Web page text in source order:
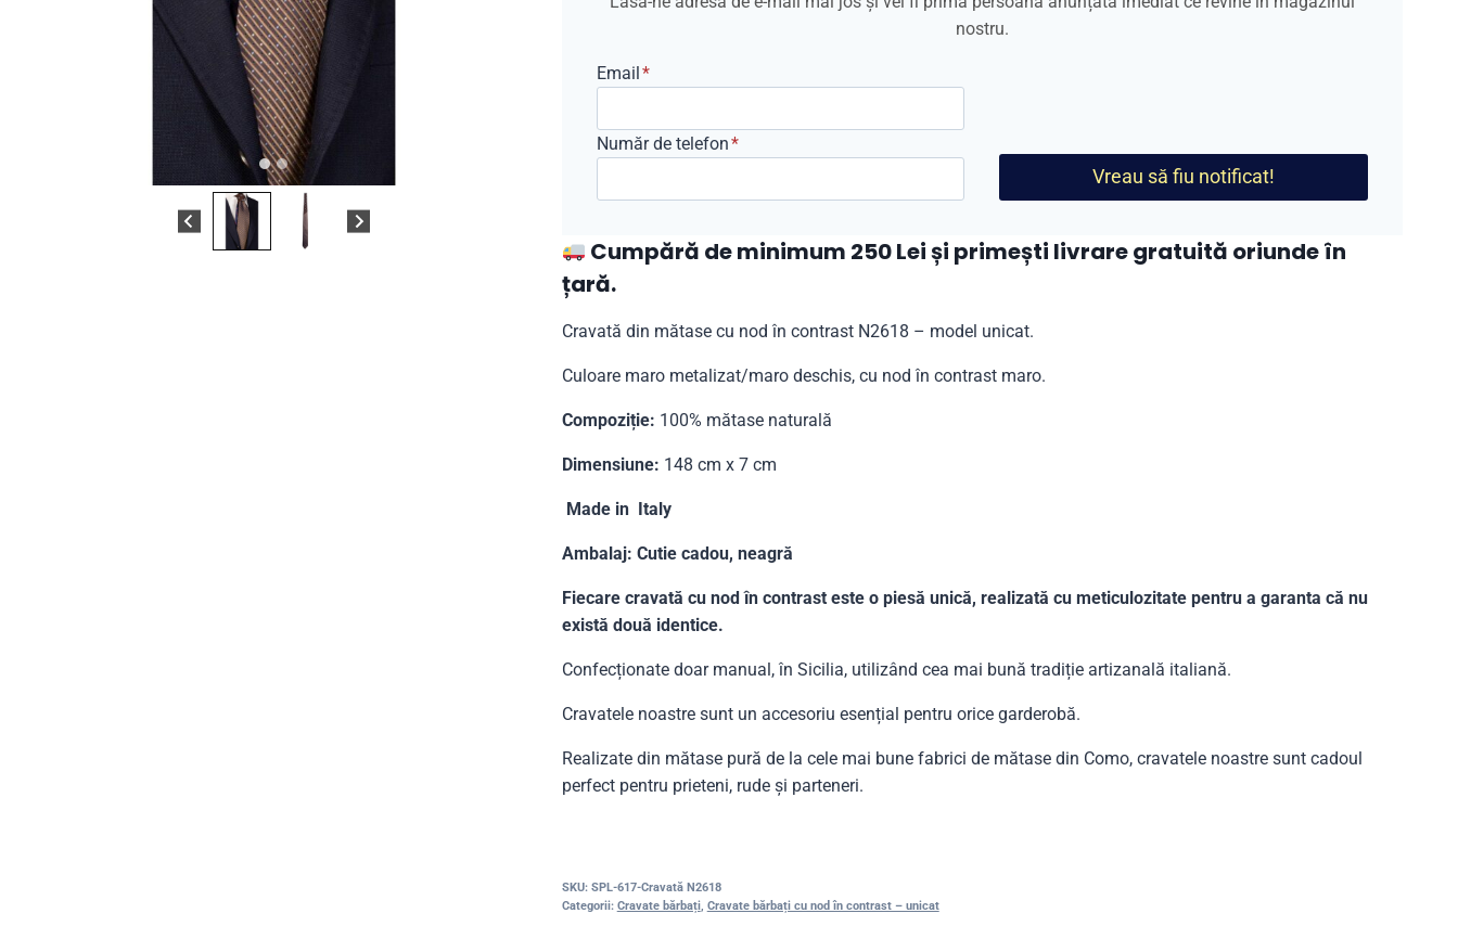
nostru.
Email*
Număr de telefon*
Vreau să fiu notificat!
Cumpără de minimum 250 Lei și primești livrare gratuită oriunde în
țară.
Cravată din mătase cu nod în contrast N2618 – model unicat.
Culoare maro metalizat/maro deschis, cu nod în contrast maro.
Compoziție: 100% mătase naturală
Dimensiune: 148 cm x 7 cm
Made in Italy
Ambalaj: Cutie cadou, neagră
Fiecare cravată cu nod în contrast este o piesă unică, realizată cu meticulozitate pentru a garanta că nu
există două identice.
Confecționate doar manual, în Sicilia, utilizând cea mai bună tradiție artizanală italiană.
Cravatele noastre sunt un accesoriu esențial pentru orice garderobă.
Realizate din mătase pură de la cele mai bune fabrici de mătase din Como, cravatele noastre sunt cadoul
perfect pentru prieteni, rude și parteneri.
SKU: SPL-617-Cravată N2618
Categorii: Cravate bărbați, Cravate bărbați cu nod în contrast – unicat